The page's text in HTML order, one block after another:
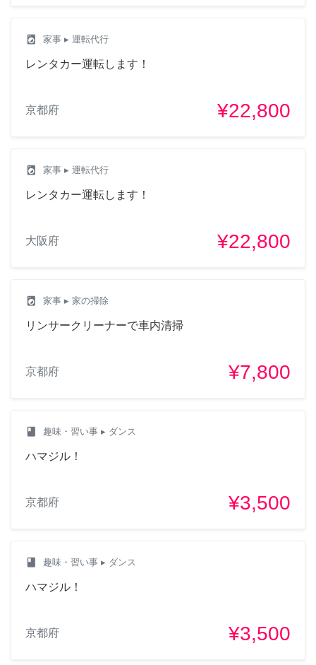
local_laundry_service 家事 ▸ 運転代行
レンタカー運転します！
京都府 ¥22,800
local_laundry_service 家事 ▸ 運転代行
レンタカー運転します！
大阪府 ¥22,800
local_laundry_service 家事 ▸ 家の掃除
リンサークリーナーで車内清掃
京都府 ¥7,800
class 趣味・習い事 ▸ ダンス
ハマジル！
京都府 ¥3,500
class 趣味・習い事 ▸ ダンス
ハマジル！
京都府 ¥3,500